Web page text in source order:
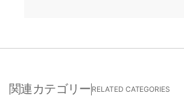
関連カテゴリー RELATED CATEGORIES